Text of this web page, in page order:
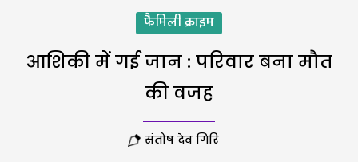
फैमिली क्राइम
आशिकी में गई जान : परिवार बना मौत
की वजह
संतोष देव गिरि